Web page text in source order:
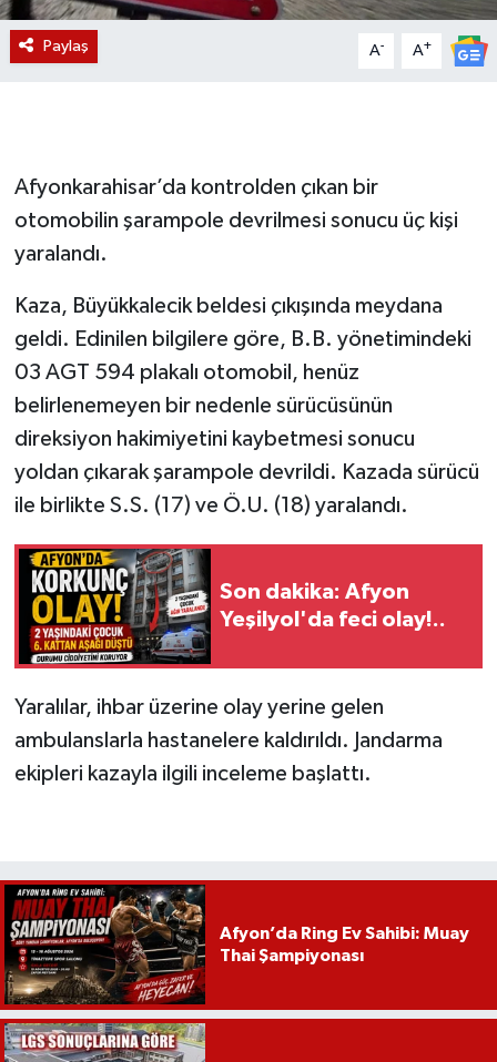
Paylaş A- A+
Afyonkarahisar’da kontrolden çıkan bir
otomobilin şarampole devrilmesi sonucu üç kişi
yaralandı.
Kaza, Büyükkalecik beldesi çıkışında meydana
geldi. Edinilen bilgilere göre, B.B. yönetimindeki
03 AGT 594 plakalı otomobil, henüz
belirlenemeyen bir nedenle sürücüsünün
direksiyon hakimiyetini kaybetmesi sonucu
yoldan çıkarak şarampole devrildi. Kazada sürücü
ile birlikte S.S. (17) ve Ö.U. (18) yaralandı.
Son dakika: Afyon
Yeşilyol'da feci olay!..
Yaralılar, ihbar üzerine olay yerine gelen
ambulanslarla hastanelere kaldırıldı. Jandarma
ekipleri kazayla ilgili inceleme başlattı.
Afyon’da Ring Ev Sahibi: Muay
Thai Şampiyonası